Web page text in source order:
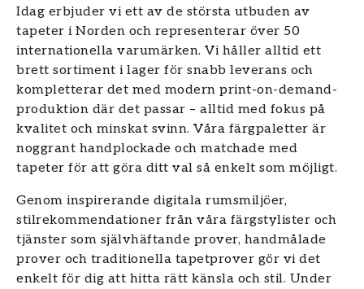
Idag erbjuder vi ett av de största utbuden av
tapeter i Norden och representerar över 50
internationella varumärken. Vi håller alltid ett
brett sortiment i lager för snabb leverans och
kompletterar det med modern print-on-demand-
produktion där det passar – alltid med fokus på
kvalitet och minskat svinn. Våra färgpaletter är
noggrant handplockade och matchade med
tapeter för att göra ditt val så enkelt som möjligt.
Genom inspirerande digitala rumsmiljöer,
stilrekommendationer från våra färgstylister och
tjänster som självhäftande prover, handmålade
prover och traditionella tapetprover gör vi det
enkelt för dig att hitta rätt känsla och stil. Under